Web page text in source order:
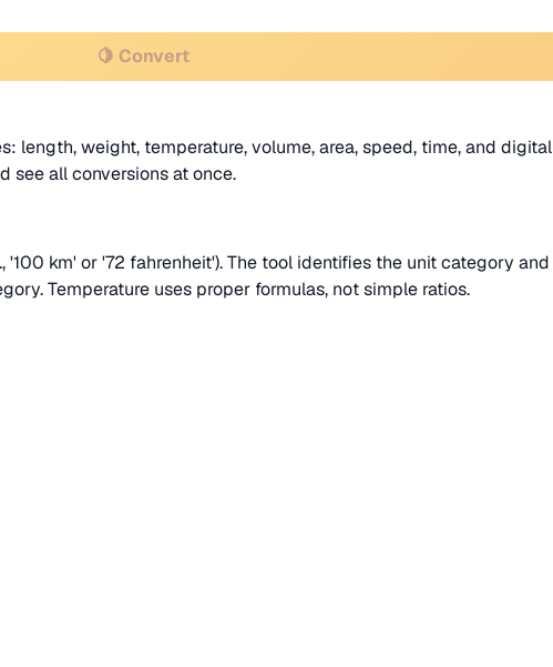
🍋 Convert
length, weight, temperature, volume, area, speed, time, and digital
see all conversions at once.
'100 km' or '72 fahrenheit'). The tool identifies the unit category and
Temperature uses proper formulas, not simple ratios.